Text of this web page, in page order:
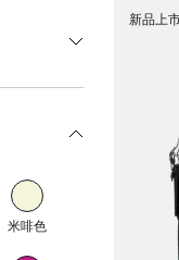
米啡色
新品上